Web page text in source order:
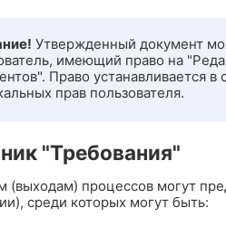
Утвержденный документ
имеющий право на
Право устанавливается
прав пользователя.
"Требования"
(выходам) процессов могут
среди которых могут быть: